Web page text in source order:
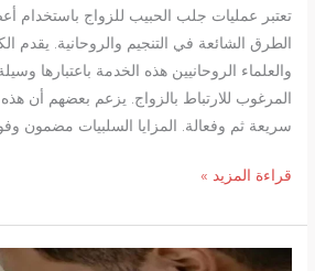
تعتبر عمليات جلب الحبيب للزواج باستخدام
الطرق الشائعة في التنجيم والروحانية. يقدم
والعلماء الروحانيين هذه الخدمة باعتبارها
المرغوب للارتباط بالزواج. يزعم بعضهم أن
سريعة ثم وفعالة. المزايا السلبيات مضمون
جلب
للزواج
قراءة المزيد »